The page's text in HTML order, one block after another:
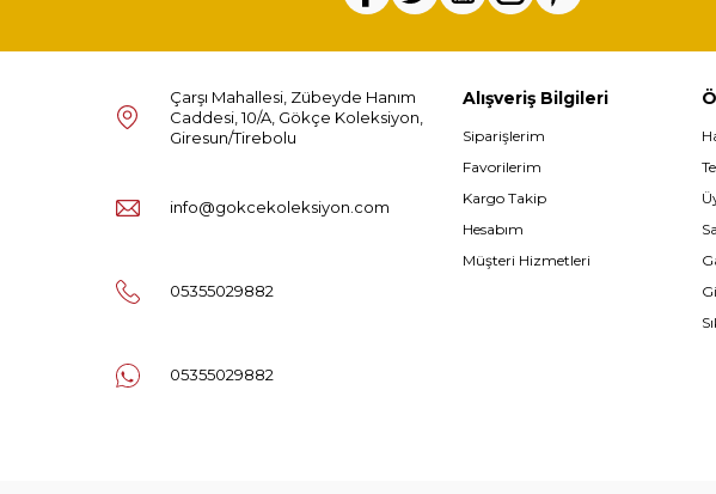
Çarşı Mahallesi, Zübeyde Hanım
Caddesi, 10/A, Gökçe Koleksiyon,
Giresun/Tirebolu
info@gokcekoleksiyon.com
05355029882
05355029882
Alışveriş Bilgileri
Siparişlerim
Favorilerim
Kargo Takip
Hesabım
Müşteri Hizmetleri